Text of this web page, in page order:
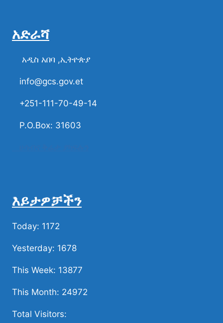
አድራሻ
አዲስ አበባ ,ኢትዮጵያ
info@gcs.gov.et
+251-111-70-49-14
P.O.Box: 31603
እይታዎቻችን
Today: 1172
Yesterday: 1678
This Week: 13877
This Month: 24972
Total Visitors: